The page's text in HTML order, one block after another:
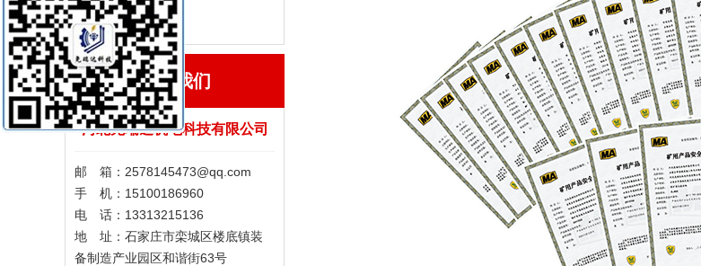
全液压钢索取芯
钻机
联系我们
河北尧瑞达机电科技有限公司
邮 箱：2578145473@qq.com
手 机：15100186960
电 话：13313215136
地 址：石家庄市栾城区楼底镇装
备制造产业园区和谐街63号